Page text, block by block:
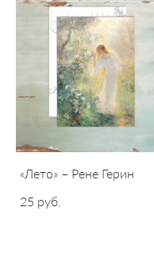
«Лето» – Рене Герин
25 pуб.